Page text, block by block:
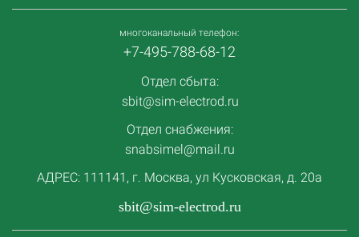
многоканальный телефон:
+7-495-788-68-12
Отдел сбыта:
sbit@sim-electrod.ru
Отдел снабжения:
snabsimel@mail.ru
АДРЕС: 111141, г. Москва, ул Кусковская, д. 20а
sbit@sim-electrod.ru